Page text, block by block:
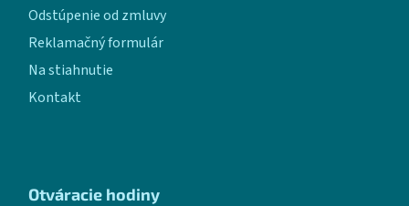
Odstúpenie od zmluvy
Reklamačný formulár
Na stiahnutie
Kontakt
Otváracie hodiny